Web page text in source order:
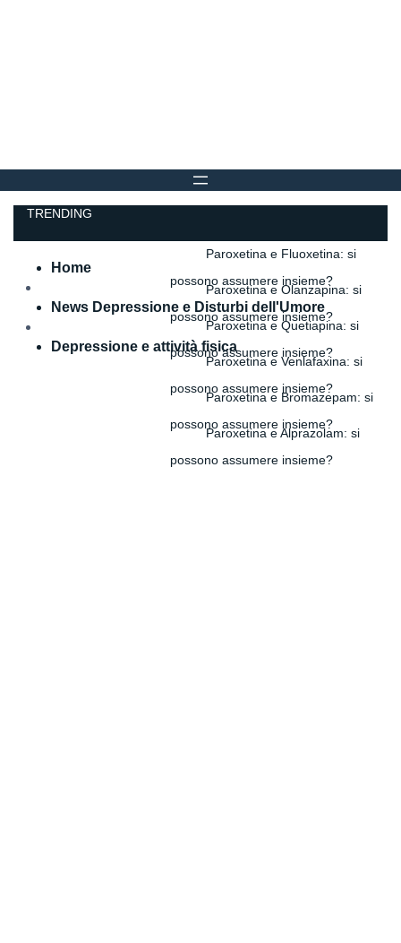
TRENDING
Paroxetina e Fluoxetina: si
possono assumere insieme?
Paroxetina e Olanzapina: si
possono assumere insieme?
Paroxetina e Quetiapina: si
possono assumere insieme?
Paroxetina e Venlafaxina: si
possono assumere insieme?
Paroxetina e Bromazepam: si
possono assumere insieme?
Paroxetina e Alprazolam: si
possono assumere insieme?
Home
News Depressione e Disturbi dell'Umore
Depressione e attività fisica